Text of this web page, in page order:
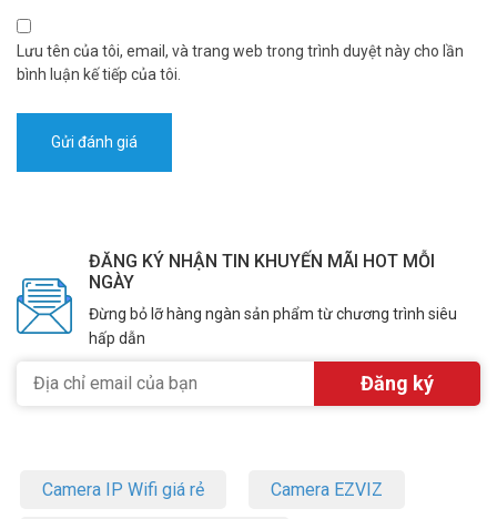
Lưu tên của tôi, email, và trang web trong trình duyệt này cho lần
bình luận kế tiếp của tôi.
ĐĂNG KÝ NHẬN TIN KHUYẾN MÃI HOT MỖI
NGÀY
Đừng bỏ lỡ hàng ngàn sản phẩm từ chương trình siêu
hấp dẫn
Camera IP Wifi giá rẻ Camera EZVIZ